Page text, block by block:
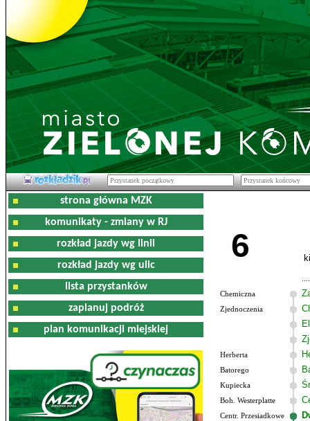
strona główna MZK
komunikaty - zmiany w RJ
rozkład jazdy wg linii
rozkład jazdy wg ulic
lista przystanków
zaplanuj podróż
plan komunikacji miejskiej
6
Chemiczna
Zjednoczenia
Herberta
Batorego
Kupiecka
Boh. Westerplatte
Centr. Przesiadkowe